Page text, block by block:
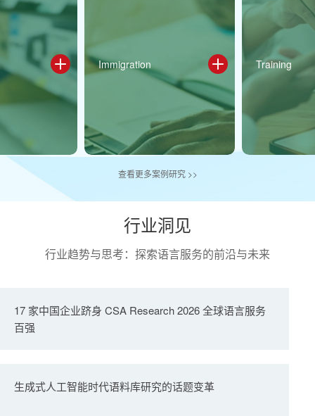
Training Automotive
查看更多案例研究 >>
行业洞见
行业趋势与思考：探索语言服务的前沿与未来
17 家中国企业跻身 CSA Research 2026 全球语言服务
百强
生成式人工智能时代语料库研究的话题变革